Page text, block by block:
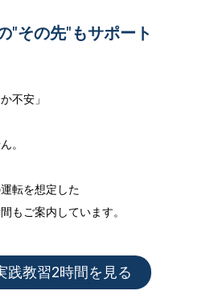
"その先"もサポート
不安」
。
転を想定した
もご案内しています。
践教習2時間を見る